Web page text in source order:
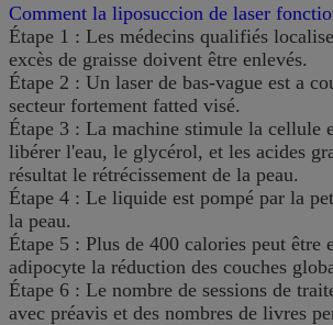
Comment la liposuccion de laser
Étape 1 : Les médecins qualifiés
excès de graisse doivent être enlevés.
Étape 2 : Un laser de bas-vague est a
secteur fortement fatted visé.
Étape 3 : La machine stimule la cellule
libérer l'eau, le glycérol, et les acides
résultat le rétrécissement de la peau.
Étape 4 : Le liquide est pompé par la
la peau.
Étape 5 : Plus de 400 calories peut être
adipocyte la réduction des couches
Étape 6 : Le nombre de sessions de
avec préavis et des nombres de livres